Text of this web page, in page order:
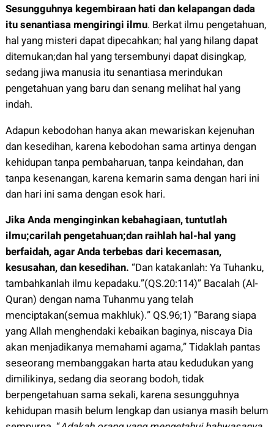
Sesungguhnya kegembiraan hati dan kelapangan dada
itu senantiasa mengiringi ilmu. Berkat ilmu pengetahuan,
hal yang misteri dapat dipecahkan; hal yang hilang dapat
ditemukan;dan hal yang tersembunyi dapat disingkap,
sedang jiwa manusia itu senantiasa merindukan
pengetahuan yang baru dan senang melihat hal yang
indah.
Adapun kebodohan hanya akan mewariskan kejenuhan
dan kesedihan, karena kebodohan sama artinya dengan
kehidupan tanpa pembaharuan, tanpa keindahan, dan
tanpa kesenangan, karena kemarin sama dengan hari ini
dan hari ini sama dengan esok hari.
Jika Anda menginginkan kebahagiaan, tuntutlah
ilmu;carilah pengetahuan;dan raihlah hal-hal yang
berfaidah, agar Anda terbebas dari kecemasan,
kesusahan, dan kesedihan. “Dan katakanlah: Ya Tuhanku,
tambahkanlah ilmu kepadaku.”(QS.20:114)” Bacalah (Al-
Quran) dengan nama Tuhanmu yang telah
menciptakan(semua makhluk).” QS.96;1) ”Barang siapa
yang Allah menghendaki kebaikan baginya, niscaya Dia
akan menjadikanya memahami agama,” Tidaklah pantas
seseorang membanggakan harta atau kedudukan yang
dimilikinya, sedang dia seorang bodoh, tidak
berpengetahuan sama sekali, karena sesungguhnya
kehidupan masih belum lengkap dan usianya masih belum